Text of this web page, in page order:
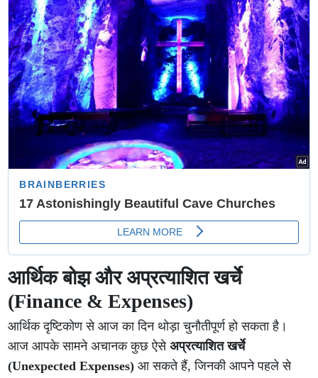
आर्थिक बोझ और अप्रत्याशित खर्चे
(Finance & Expenses)
आर्थिक दृष्टिकोण से आज का दिन थोड़ा चुनौतीपूर्ण हो सकता है।
आज आपके सामने अचानक कुछ ऐसेअप्रत्याशित खर्चे
(Unexpected Expenses) आ सकते हैं, जिनकी आपने पहले से